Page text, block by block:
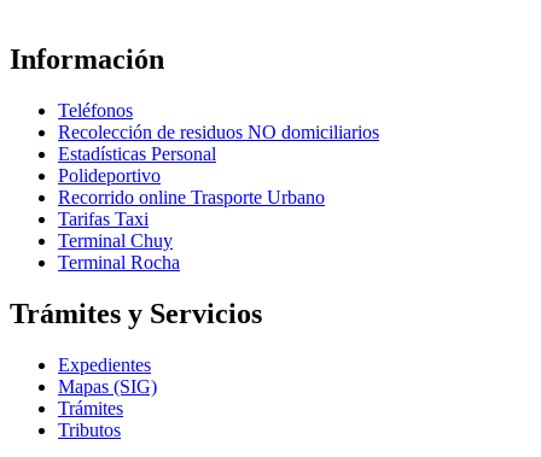
Información
Teléfonos
Recolección de residuos NO domiciliarios
Estadísticas Personal
Polideportivo
Recorrido online Trasporte Urbano
Tarifas Taxi
Terminal Chuy
Terminal Rocha
Trámites y Servicios
Expedientes
Mapas (SIG)
Trámites
Tributos